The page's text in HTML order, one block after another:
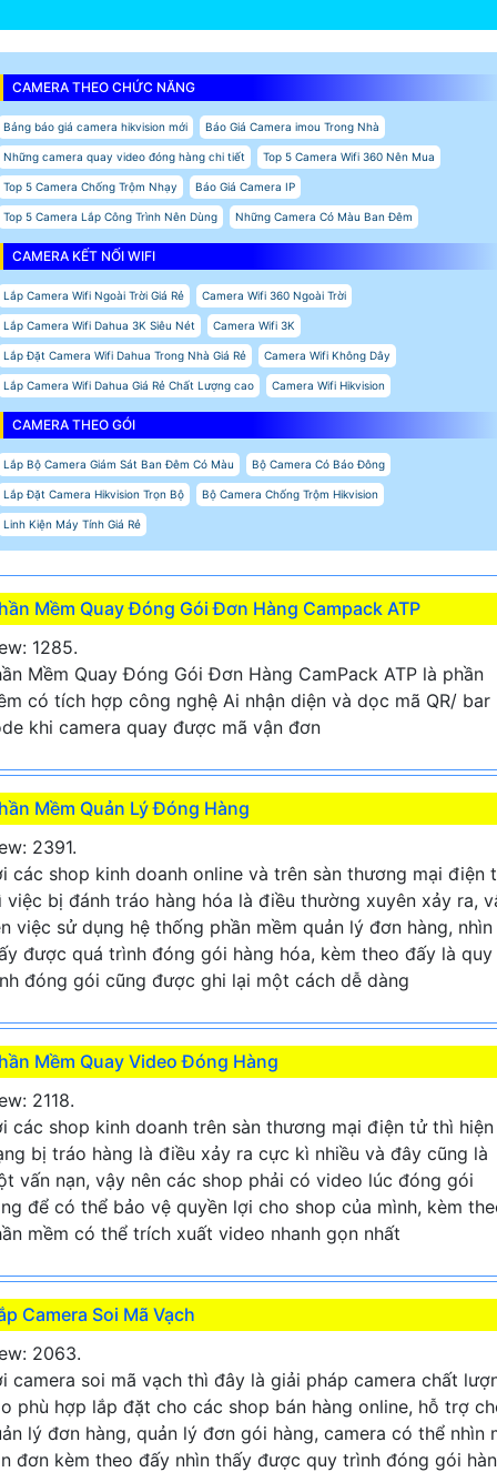
CAMERA THEO CHỨC NĂNG
Bảng báo giá camera hikvision mới Báo Giá Camera imou Trong Nhà
Những camera quay video đóng hàng chi tiết Top 5 Camera Wifi 360 Nên Mua
Top 5 Camera Chống Trộm Nhạy Báo Giá Camera IP
Top 5 Camera Lắp Công Trình Nên Dùng Những Camera Có Màu Ban Đêm
CAMERA KẾT NỐI WIFI
Lắp Camera Wifi Ngoài Trời Giá Rẻ Camera Wifi 360 Ngoài Trời
Lắp Camera Wifi Dahua 3K Siêu Nét Camera Wifi 3K
Lắp Đặt Camera Wifi Dahua Trong Nhà Giá Rẻ Camera Wifi Không Dây
Lắp Camera Wifi Dahua Giá Rẻ Chất Lượng cao Camera Wifi Hikvision
CAMERA THEO GÓI
Lắp Bộ Camera Giám Sát Ban Đêm Có Màu Bộ Camera Có Báo Đông
Lắp Đặt Camera Hikvision Trọn Bộ Bộ Camera Chống Trộm Hikvision
Linh Kiện Máy Tính Giá Rẻ
Mềm Quay Đóng Gói Đơn Hàng Campack ATP
1285.
Mềm Quay Đóng Gói Đơn Hàng CamPack ATP là phần
có tích hợp công nghệ Ai nhận diện và dọc mã QR/ bar
khi camera quay được mã vận đơn
Mềm Quản Lý Đóng Hàng
2391.
các shop kinh doanh online và trên sàn thương mại điện
việc bị đánh tráo hàng hóa là điều thường xuyên xảy ra,
việc sử dụng hệ thống phần mềm quản lý đơn hàng, nhìn
được quá trình đóng gói hàng hóa, kèm theo đấy là quy
đóng gói cũng được ghi lại một cách dễ dàng
Mềm Quay Video Đóng Hàng
2118.
các shop kinh doanh trên sàn thương mại điện tử thì hiện
bị tráo hàng là điều xảy ra cực kì nhiều và đây cũng là
vấn nạn, vậy nên các shop phải có video lúc đóng gói
để có thể bảo vệ quyền lợi cho shop của mình, kèm
mềm có thể trích xuất video nhanh gọn nhất
Camera Soi Mã Vạch
2063.
camera soi mã vạch thì đây là giải pháp camera chất
phù hợp lắp đặt cho các shop bán hàng online, hỗ trợ
lý đơn hàng, quản lý đơn gói hàng, camera có thể nhìn
đơn kèm theo đấy nhìn thấy được quy trình đóng gói